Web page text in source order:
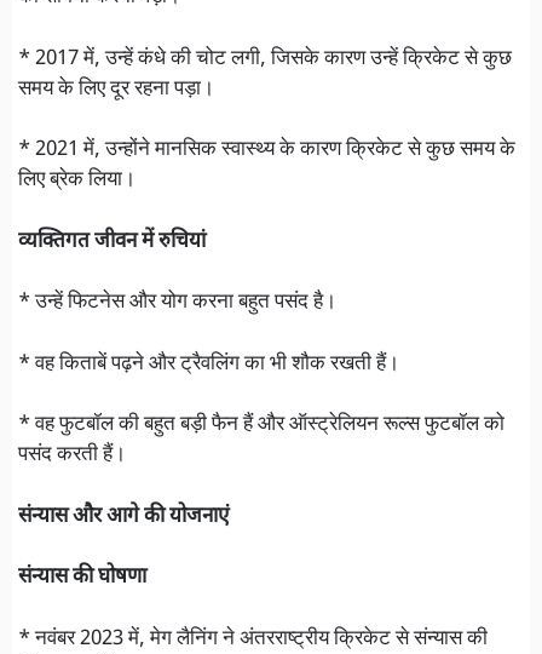
* 2017 में, उन्हें कंधे की चोट लगी, जिसके कारण उन्हें क्रिकेट से कुछ
समय के लिए दूर रहना पड़ा।
* 2021 में, उन्होंने मानसिक स्वास्थ्य के कारण क्रिकेट से कुछ समय के
लिए ब्रेक लिया।
व्यक्तिगत जीवन में रुचियां
* उन्हें फिटनेस और योग करना बहुत पसंद है।
* वह किताबें पढ़ने और ट्रैवलिंग का भी शौक रखती हैं।
* वह फुटबॉल की बहुत बड़ी फैन हैं और ऑस्ट्रेलियन रूल्स फुटबॉल को
पसंद करती हैं।
संन्यास और आगे की योजनाएं
संन्यास की घोषणा
* नवंबर 2023 में, मेग लैनिंग ने अंतरराष्ट्रीय क्रिकेट से संन्यास की